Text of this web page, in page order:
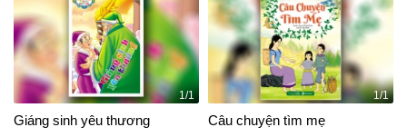
1/1
Giáng sinh yêu thương
1/1
Câu chuyện tìm mẹ